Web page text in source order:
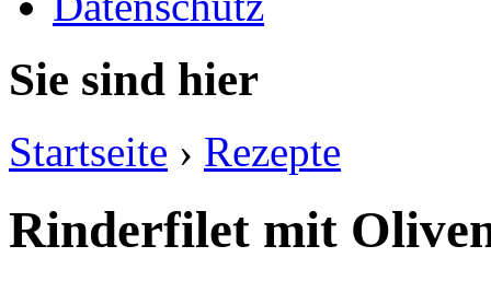
Sie sind hier
Startseite › Rezepte
Rinderfilet mit